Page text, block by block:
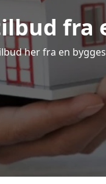
fra
her fra en